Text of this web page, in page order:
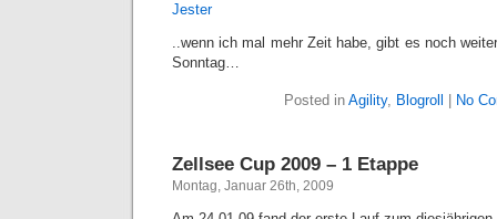
Jester
..wenn ich mal mehr Zeit habe, gibt es noch
Sonntag…
Posted in Agility, Blogroll No
Zellsee Cup 2009 – 1 Etappe
Montag, Januar 26th, 2009